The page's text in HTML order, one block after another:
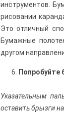
инструментов.
рисовании
Это отличный
Бумажные
другом
Попробуйте
Указательным
оставить брызги на